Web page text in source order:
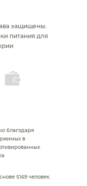
защищены.
питания для
благодаря
в
5169 человек.